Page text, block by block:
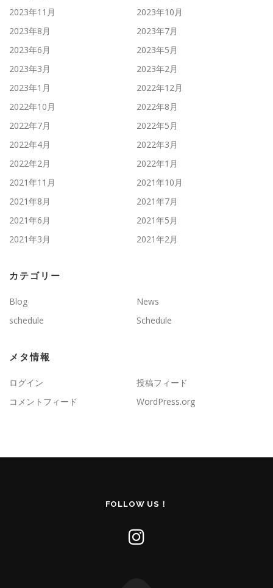
2023年11月
2023年10月
2023年8月
2023年7月
2023年6月
2023年5月
2023年3月
2023年2月
2023年1月
2022年12月
2022年10月
2022年8月
2022年7月
2022年5月
2022年4月
2022年3月
2022年2月
2022年1月
2021年11月
2021年10月
2021年8月
2021年7月
2021年6月
2021年5月
2021年3月
2021年2月
カテゴリー
Blog
News
schedule
Schedule
メタ情報
ログイン
投稿フィード
コメントフィード
WordPress.org
FOLLOW US！